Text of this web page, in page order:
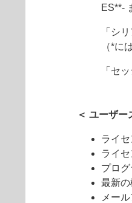
ES**-
「シ
（*に
「セ
＜ ユーザー
ライ
ライ
プロ
最新
メー